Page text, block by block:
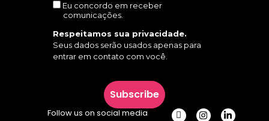
Eu concordo em receber
comunicações.
Respeitamos sua privacidade.
Seus dados serão usados apenas para
entrar em contato com você.
Subscribe
Follow us on social media